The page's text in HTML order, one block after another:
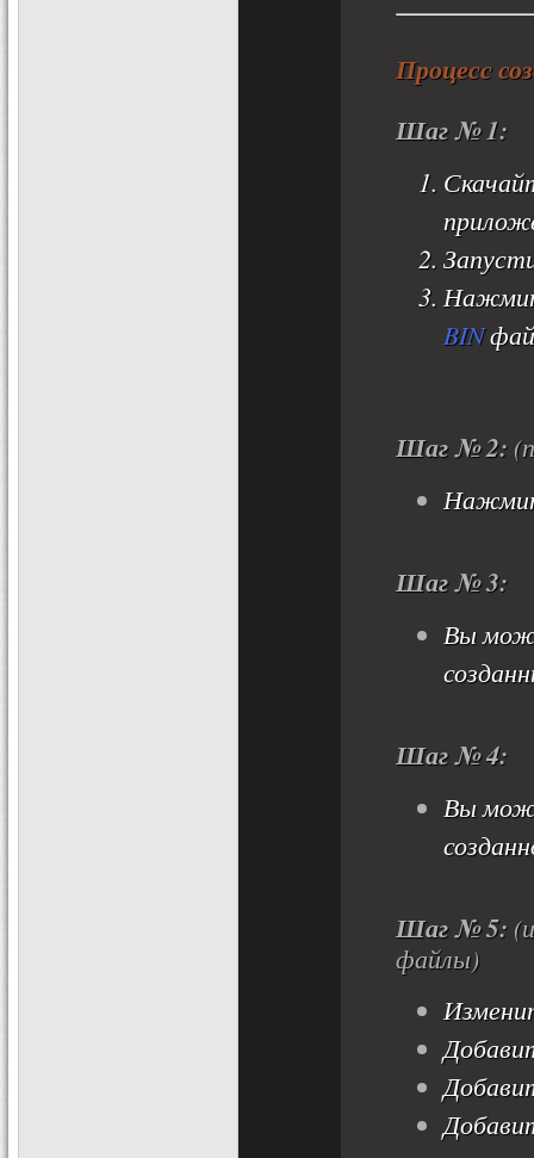
Процесс
Шаг № 1:
BIN
Шаг № 2:
Шаг № 3:
Вы
Шаг № 4:
Вы
Шаг № 5:
файлы)